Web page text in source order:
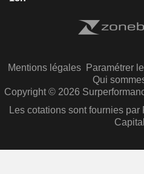
Mentions légales Paramétrer
Qui
Copyright © 2026
Les cotations sont fournies